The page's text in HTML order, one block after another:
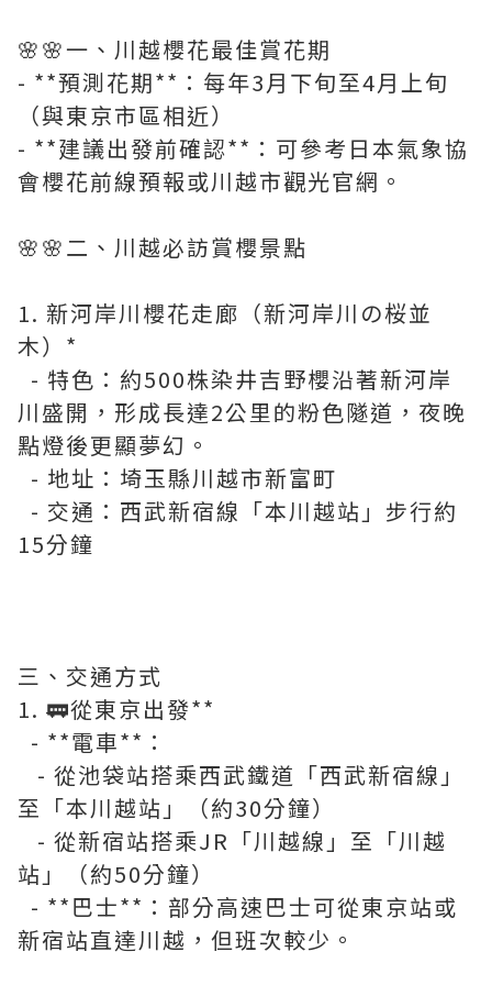
🌸🌸一、川越櫻花最佳賞花期
- **預測花期**：每年3月下旬至4月上旬
（與東京市區相近）
- **建議出發前確認**：可參考日本氣象協
會櫻花前線預報或川越市觀光官網。
🌸🌸二、川越必訪賞櫻景點
1. 新河岸川櫻花走廊（新河岸川の桜並
木）*
- 特色：約500株染井吉野櫻沿著新河岸
川盛開，形成長達2公里的粉色隧道，夜晚
點燈後更顯夢幻。
- 地址：埼玉縣川越市新富町
- 交通：西武新宿線「本川越站」步行約
15分鐘
三、交通方式
1. 🚃從東京出發**
- **電車**：
- 從池袋站搭乘西武鐵道「西武新宿線」
至「本川越站」（約30分鐘）
- 從新宿站搭乘JR「川越線」至「川越
站」（約50分鐘）
- **巴士**：部分高速巴士可從東京站或
新宿站直達川越，但班次較少。